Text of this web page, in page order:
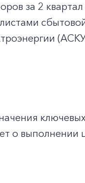
за 2
о выполнении